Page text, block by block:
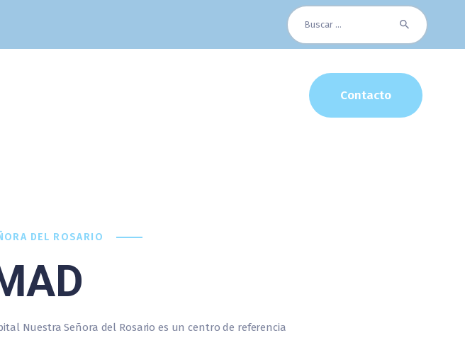
Buscar:
Contacto
DEL ROSARIO
Nuestra Señora del Rosario es un centro de referencia